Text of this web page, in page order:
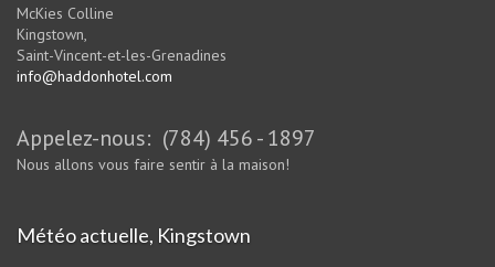
McKies Colline
Kingstown,
Saint-Vincent-et-les-Grenadines
info@haddonhotel.com
Appelez-nous: (784) 456 - 1897
Nous allons vous faire sentir à la maison!
Météo actuelle, Kingstown